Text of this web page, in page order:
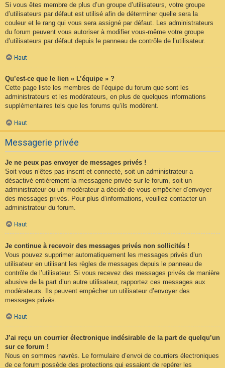
Si vous êtes membre de plus d’un groupe d’utilisateurs, votre groupe
d’utilisateurs par défaut est utilisé afin de déterminer quelle sera la
couleur et le rang qui vous sera assigné par défaut. Les administrateurs
du forum peuvent vous autoriser à modifier vous-même votre groupe
d’utilisateurs par défaut depuis le panneau de contrôle de l’utilisateur.
Haut
Qu’est-ce que le lien « L’équipe » ?
Cette page liste les membres de l’équipe du forum que sont les
administrateurs et les modérateurs, en plus de quelques informations
supplémentaires tels que les forums qu’ils modèrent.
Haut
Messagerie privée
Je ne peux pas envoyer de messages privés !
Soit vous n’êtes pas inscrit et connecté, soit un administrateur a
désactivé entièrement la messagerie privée sur le forum, soit un
administrateur ou un modérateur a décidé de vous empêcher d’envoyer
des messages privés. Pour plus d’informations, veuillez contacter un
administrateur du forum.
Haut
Je continue à recevoir des messages privés non sollicités !
Vous pouvez supprimer automatiquement les messages privés d’un
utilisateur en utilisant les règles de messages depuis le panneau de
contrôle de l’utilisateur. Si vous recevez des messages privés de manière
abusive de la part d’un autre utilisateur, rapportez ces messages aux
modérateurs. Ils peuvent empêcher un utilisateur d’envoyer des
messages privés.
Haut
J’ai reçu un courrier électronique indésirable de la part de quelqu’un
sur ce forum !
Nous en sommes navrés. Le formulaire d’envoi de courriers électroniques
de ce forum possède des protections qui essaient de repérer les